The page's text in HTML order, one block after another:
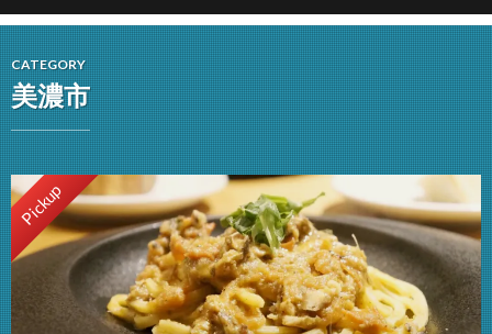
CATEGORY
美濃市
Pickup